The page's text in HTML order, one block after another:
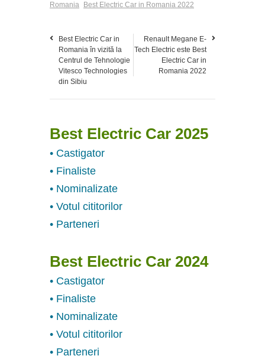
Romania
Best Electric Car in Romania 2022
Best Electric Car in
Romania în vizită la
Centrul de Tehnologie
Vitesco Technologies
din Sibiu
Renault Megane E-
Tech Electric este Best
Electric Car in
Romania 2022
Best Electric Car 2025
• Castigator
• Finaliste
• Nominalizate
• Votul cititorilor
• Parteneri
Best Electric Car 2024
• Castigator
• Finaliste
• Nominalizate
• Votul cititorilor
• Parteneri